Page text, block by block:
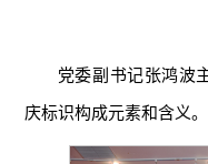
党委副书记张鸿波
庆标识构成元素和含义。